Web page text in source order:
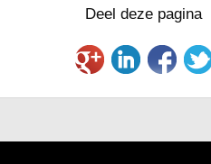
Deel deze pagina